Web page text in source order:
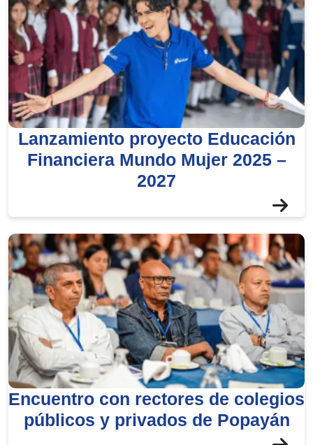
Lanzamiento proyecto Educación
Financiera Mundo Mujer 2025 –
2027
Encuentro con rectores de colegios
públicos y privados de Popayán